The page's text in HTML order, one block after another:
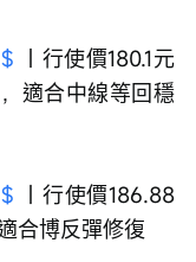
｜行使價180.1元
適合中線等回穩
｜行使價186.88
合博反彈修復